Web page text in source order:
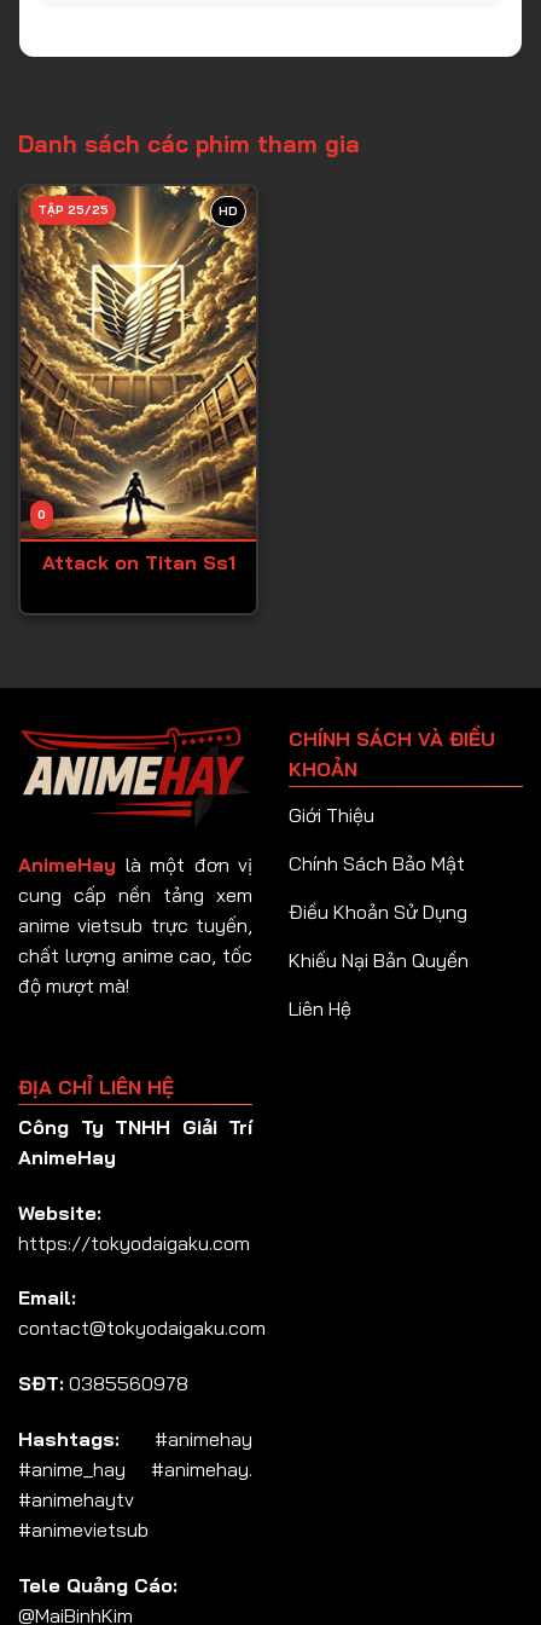
Danh sách các phim tham gia
HD
0
TẬP 25/25
Attack on Titan Ss1
AnimeHay là một đơn vị
cung cấp nền tảng xem
anime vietsub trực tuyến,
chất lượng anime cao, tốc
độ mượt mà!
CHÍNH SÁCH VÀ ĐIỀU
KHOẢN
Giới Thiệu
Chính Sách Bảo Mật
Điều Khoản Sử Dụng
Khiếu Nại Bản Quyền
Liên Hệ
ĐỊA CHỈ LIÊN HỆ
Công Ty TNHH Giải Trí
AnimeHay
Website:
https://tokyodaigaku.com
Email:
contact@tokyodaigaku.com
SĐT: 0385560978
Hashtags: #animehay
#anime_hay #animehay.
#animehaytv
#animevietsub
Tele Quảng Cáo:
@MaiBinhKim